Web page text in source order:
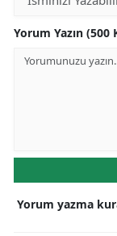
Yorum Yazın (500
Yorum yazma